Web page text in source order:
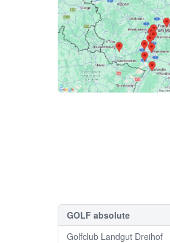
GOLF absolute
Golfclub Landgut Dreihof